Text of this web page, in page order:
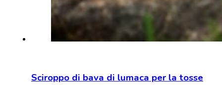
Sciroppo di bava di lumaca per la tosse